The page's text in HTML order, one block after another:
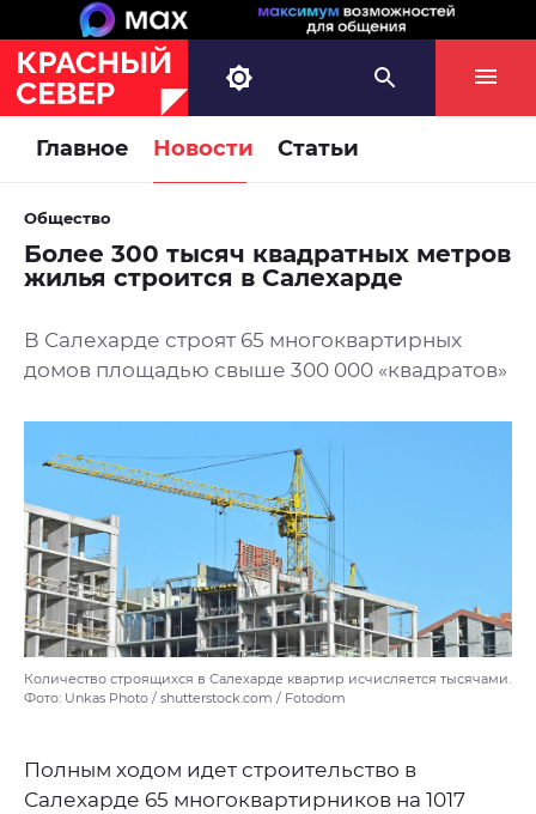
Главное Новости Статьи
Общество
Более 300 тысяч квадратных метров
жилья строится в Салехарде
В Салехарде строят 65 многоквартирных
домов площадью свыше 300 000 «квадратов»
Количество строящихся в Салехарде квартир исчисляется тысячами.
Фото: Unkas Photo / shutterstock.com / Fotodom
Полным ходом идет строительство в
Салехарде 65 многоквартирников на 1017